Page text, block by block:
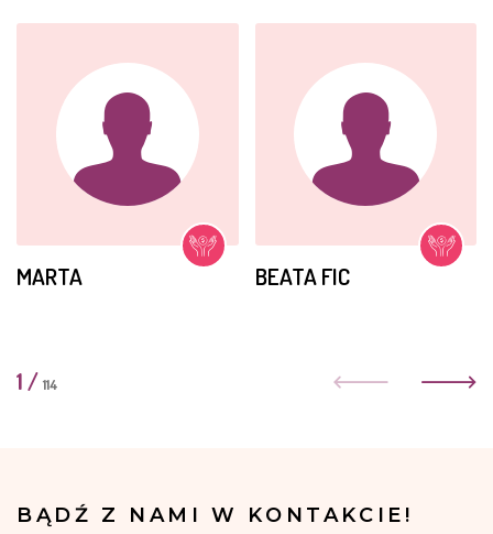
MARTA BEATA FIC
1 / 114
BĄDŹ Z NAMI W KONTAKCIE!